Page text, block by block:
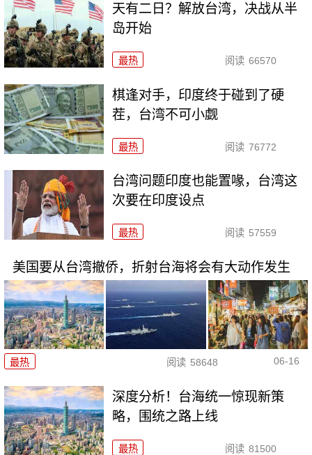
天有二日？解放台湾，决战从半
岛开始
最热 阅读 66570
棋逢对手，印度终于碰到了硬
茬，台湾不可小觑
最热 阅读 76772
台湾问题印度也能置喙，台湾这
次要在印度设点
最热 阅读 57559
美国要从台湾撤侨，折射台海将会有大动作发生
最热 阅读 58648 06-16
深度分析！台海统一惊现新策
略，围统之路上线
最热 阅读 81500